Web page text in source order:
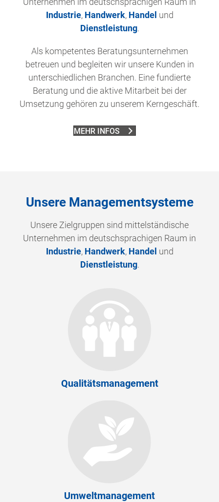
Industrie, Handwerk, Handel und
Dienstleistung.
Als kompetentes Beratungsunternehmen
betreuen und begleiten wir unsere Kunden in
unterschiedlichen Branchen. Eine fundierte
Beratung und die aktive Mitarbeit bei der
Umsetzung gehören zu unserem Kerngeschäft.
MEHR INFOS
Unsere Managementsysteme
Unsere Zielgruppen sind mittelständische
Unternehmen im deutschsprachigen Raum in
Industrie, Handwerk, Handel und
Dienstleistung.
Qualitätsmanagement
Umweltmanagement